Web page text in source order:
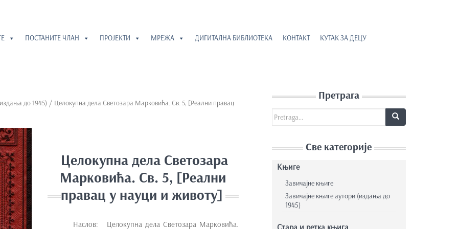
ПОСТАНИТЕ ЧЛАН ПРОЈЕКТИ МРЕЖА ДИГИТАЛНА БИБЛИОТЕКА КОНТАКТ КУТАК ЗА ДЕЦУ
до 1945) / Целокупна дела Светозара Марковића. Св. 5, [Реални правац
Целокупна дела Светозара
Марковића. Св. 5, [Реални
правац у науци и животу]
Наслов: Целокупна дела Светозара Марковића.
Претрага
Search for:
Све категорије
Књиге
Завичајне књиге
Завичајне књиге аутори (издања до
1945)